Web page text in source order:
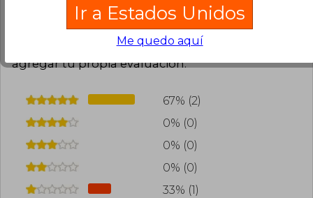
Esta opinión es útil 1 No es útil
¿Leíste este libro? Inicia sesiónpara poder
agregar tu propia evaluación.
67% (2)
0% (0)
0% (0)
0% (0)
33% (1)
Ir a Estados Unidos
Me quedo aquí